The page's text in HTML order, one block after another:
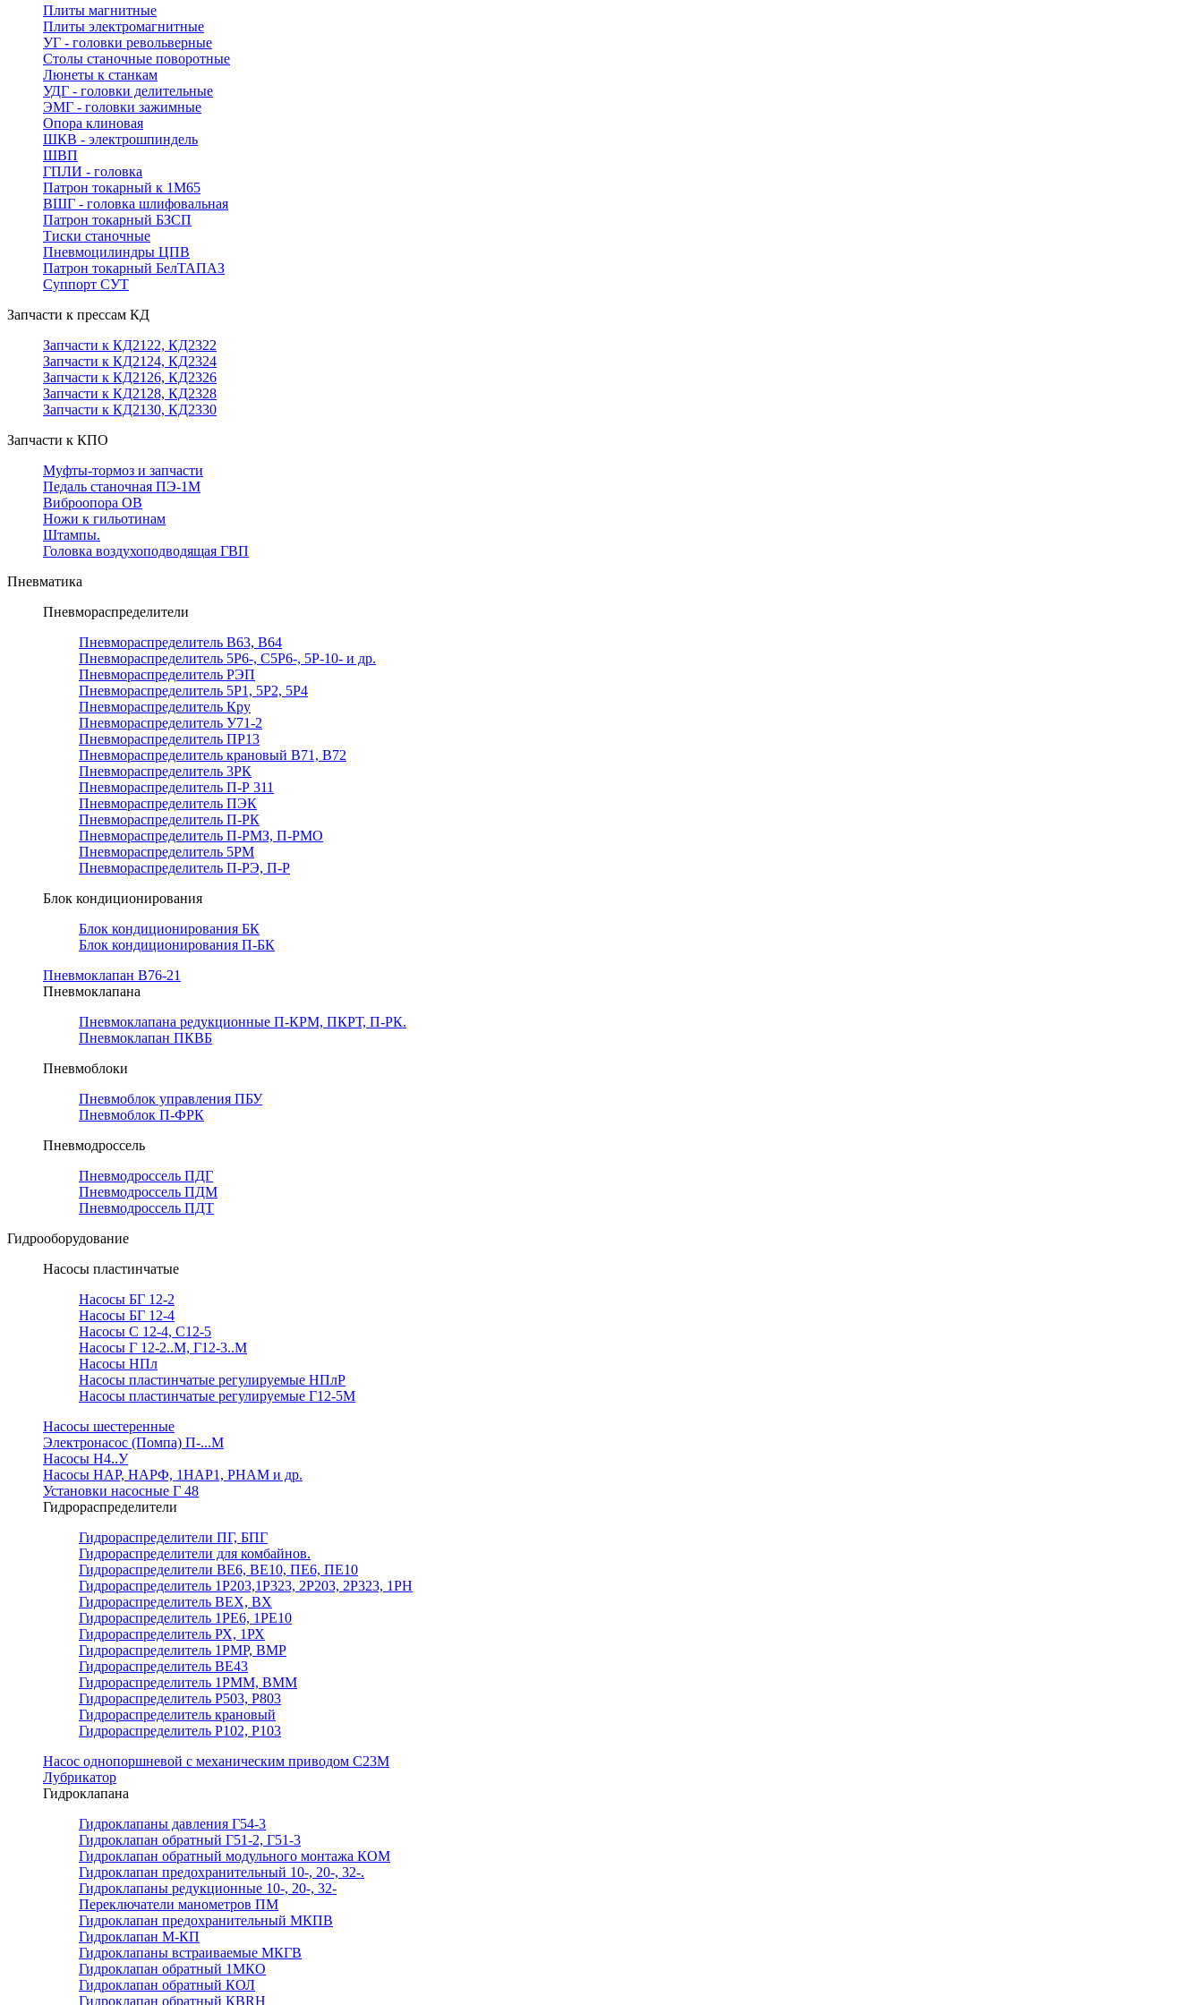
Плиты магнитные
Плиты электромагнитные
УГ - головки револьверные
Столы станочные поворотные
Люнеты к станкам
УДГ - головки делительные
ЭМГ - головки зажимные
Опора клиновая
ШКВ - электрошпиндель
ШВП
ГПЛИ - головка
Патрон токарный к 1М65
ВШГ - головка шлифовальная
Патрон токарный БЗСП
Тиски станочные
Пневмоцилиндры ЦПВ
Патрон токарный БелТАПАЗ
Суппорт СУТ
Запчасти к прессам КД
Запчасти к КД2122, КД2322
Запчасти к КД2124, КД2324
Запчасти к КД2126, КД2326
Запчасти к КД2128, КД2328
Запчасти к КД2130, КД2330
Запчасти к КПО
Муфты-тормоз и запчасти
Педаль станочная ПЭ-1М
Виброопора ОВ
Ножи к гильотинам
Штампы.
Головка воздухоподводящая ГВП
Пневматика
Пневмораспределители
Пневмораспределитель В63, В64
Пневмораспределитель 5Р6-, С5Р6-, 5Р-10- и др.
Пневмораспределитель РЭП
Пневмораспределитель 5Р1, 5Р2, 5Р4
Пневмораспределитель Кру
Пневмораспределитель У71-2
Пневмораспределитель ПР13
Пневмораспределитель крановый В71, В72
Пневмораспределитель 3РК
Пневмораспределитель П-Р 311
Пневмораспределитель ПЭК
Пневмораспределитель П-РК
Пневмораспределитель П-РМЗ, П-РМО
Пневмораспределитель 5РМ
Пневмораспределитель П-РЭ, П-Р
Блок кондиционирования
Блок кондиционирования БК
Блок кондиционирования П-БК
Пневмоклапан В76-21
Пневмоклапана
Пневмоклапана редукционные П-КРМ, ПКРТ, П-РК.
Пневмоклапан ПКВБ
Пневмоблоки
Пневмоблок управления ПБУ
Пневмоблок П-ФРК
Пневмодроссель
Пневмодроссель ПДГ
Пневмодроссель ПДМ
Пневмодроссель ПДТ
Гидрооборудование
Насосы пластинчатые
Насосы БГ 12-2
Насосы БГ 12-4
Насосы С 12-4, С12-5
Насосы Г 12-2..М, Г12-3..М
Насосы НПл
Насосы пластинчатые регулируемые НПлР
Насосы пластинчатые регулируемые Г12-5М
Насосы шестеренные
Электронасос (Помпа) П-...М
Насосы Н4..У
Насосы НАР, НАРФ, 1НАР1, РНАМ и др.
Установки насосные Г 48
Гидрораспределители
Гидрораспределители ПГ, БПГ
Гидрораспределители для комбайнов.
Гидрораспределители ВЕ6, ВЕ10, ПЕ6, ПЕ10
Гидрораспределитель 1Р203,1Р323, 2Р203, 2Р323, 1РН
Гидрораспределитель ВЕХ, ВХ
Гидрораспределитель 1РЕ6, 1РЕ10
Гидрораспределитель РХ, 1РХ
Гидрораспределитель 1РМР, ВМР
Гидрораспределитель ВЕ43
Гидрораспределитель 1РММ, ВММ
Гидрораспределитель Р503, Р803
Гидрораспределитель крановый
Гидрораспределитель Р102, Р103
Насос однопоршневой с механическим приводом С23М
Лубрикатор
Гидроклапана
Гидроклапаны давления Г54-3
Гидроклапан обратный Г51-2, Г51-3
Гидроклапан обратный модульного монтажа КОМ
Гидроклапан предохранительный 10-, 20-, 32-.
Гидроклапаны редукционные 10-, 20-, 32-
Переключатели манометров ПМ
Гидроклапан предохранительный МКПВ
Гидроклапан М-КП
Гидроклапаны встраиваемые МКГВ
Гидроклапан обратный 1МКО
Гидроклапан обратный КОЛ
Гидроклапан обратный КВRН